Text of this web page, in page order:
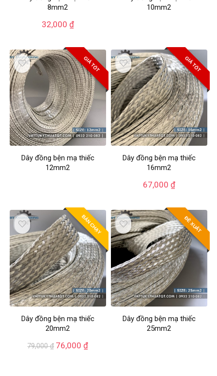
8mm2
32,000 ₫
10mm2
GIÁ TỐT
Dây đồng bện mạ thiếc
12mm2
GIÁ TỐT
Dây đồng bện mạ thiếc
16mm2
67,000 ₫
BÁN CHẠY
Dây đồng bện mạ thiếc
20mm2
79,000₫ 76,000₫
ĐỀ XUẤT
Dây đồng bện mạ thiếc
25mm2